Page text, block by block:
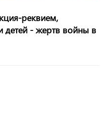
реквием,
детей - жертв войны в